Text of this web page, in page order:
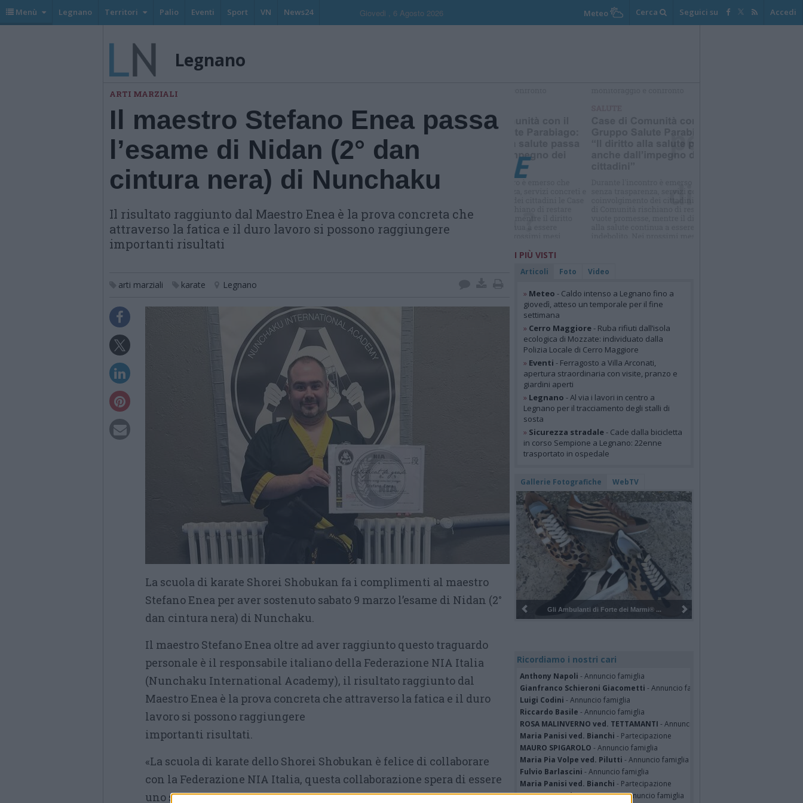
Menù Legnano Territori Palio Eventi Sport VN News24 Giovedi , 6 Agosto 2026 Meteo Cerca Seguici su Accedi
Legnano
ARTI MARZIALI
Il maestro Stefano Enea passa
l’esame di Nidan (2° dan
cintura nera) di Nunchaku
Il risultato raggiunto dal Maestro Enea è la prova concreta che
attraverso la fatica e il duro lavoro si possono raggiungere
importanti risultati
arti marziali karate Legnano
La scuola di karate Shorei Shobukan fa i complimenti al maestro
Stefano Enea per aver sostenuto sabato 9 marzo l’esame di Nidan (2°
dan cintura nera) di Nunchaku.
Il maestro Stefano Enea oltre ad aver raggiunto questo traguardo
personale è il responsabile italiano della Federazione NIA Italia
(Nunchaku International Academy), il risultato raggiunto dal
Maestro Enea è la prova concreta che attraverso la fatica e il duro
lavoro si possono raggiungere
importanti risultati.
«La scuola di karate dello Shorei Shobukan è felice di collaborare
con la Federazione NIA Italia, questa collaborazione spera di essere
uno strumento, un valore aggiunto, sportivamente parlando da
I PIÙ VISTI
Articoli Foto Video
» Meteo - Caldo intenso a Legnano fino a
giovedì, atteso un temporale per il fine
settimana
» Cerro Maggiore- Ruba rifiuti dall’isola
ecologica di Mozzate: individuato dalla
Polizia Locale di Cerro Maggiore
» Eventi - Ferragosto a Villa Arconati,
apertura straordinaria con visite, pranzo e
giardini aperti
» Legnano - Al via i lavori in centro a
Legnano per il tracciamento degli stalli di
sosta
» Sicurezza stradale- Cade dalla bicicletta
in corso Sempione a Legnano: 22enne
trasportato in ospedale
Gallerie Fotografiche WebTV
Pulizia del bosco del Rugareto a ...
Ricordiamo i nostri cari
Anthony Napoli - Annuncio famiglia
Gianfranco Schieroni Giacometti - Annuncio famiglia
Luigi Codini - Annuncio famiglia
Riccardo Basile - Annuncio famiglia
ROSA MALINVERNO ved. TETTAMANTI - Annuncio famiglia
Maria Panisi ved. Bianchi - Partecipazione
MAURO SPIGAROLO - Annuncio famiglia
Maria Pia Volpe ved. Pilutti - Annuncio famiglia
Fulvio Barlascini - Annuncio famiglia
Maria Panisi ved. Bianchi - Partecipazione
EMMA ORI ved. BUSCAROLI- Annuncio famiglia